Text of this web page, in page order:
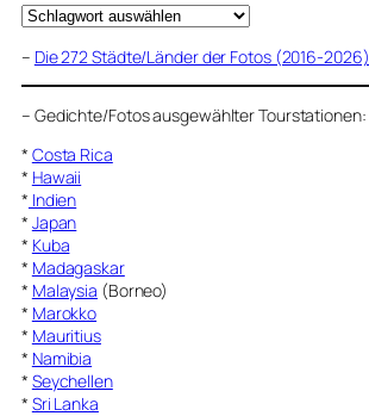
– Die 272 Städte/Länder der Fotos (2016-2026)
– Gedichte/Fotos ausgewählter Tourstationen:
* Costa Rica
* Hawaii
* Indien
* Japan
* Kuba
* Madagaskar
* Malaysia (Borneo)
* Marokko
* Mauritius
* Namibia
* Seychellen
* Sri Lanka